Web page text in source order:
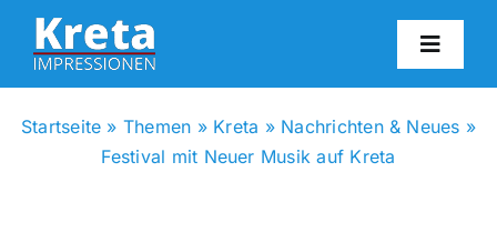
Zum
Inhalt
springen
Startseite » Themen » Kreta » Nachrichten & Neues »
Festival mit Neuer Musik auf Kreta